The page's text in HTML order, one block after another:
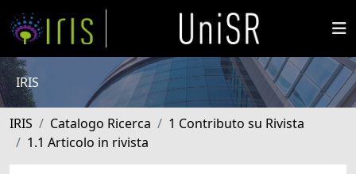
IRIS
IRIS Catalogo Ricerca
1 Contributo su Rivista
1.1 Articolo in rivista